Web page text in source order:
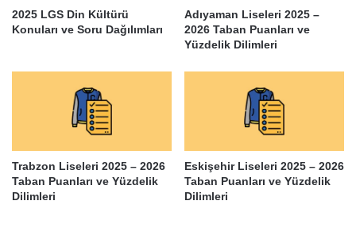
2025 LGS Din Kültürü
Konuları ve Soru Dağılımları
Adıyaman Liseleri 2025 –
2026 Taban Puanları ve
Yüzdelik Dilimleri
Trabzon Liseleri 2025 – 2026
Taban Puanları ve Yüzdelik
Dilimleri
Eskişehir Liseleri 2025 – 2026
Taban Puanları ve Yüzdelik
Dilimleri